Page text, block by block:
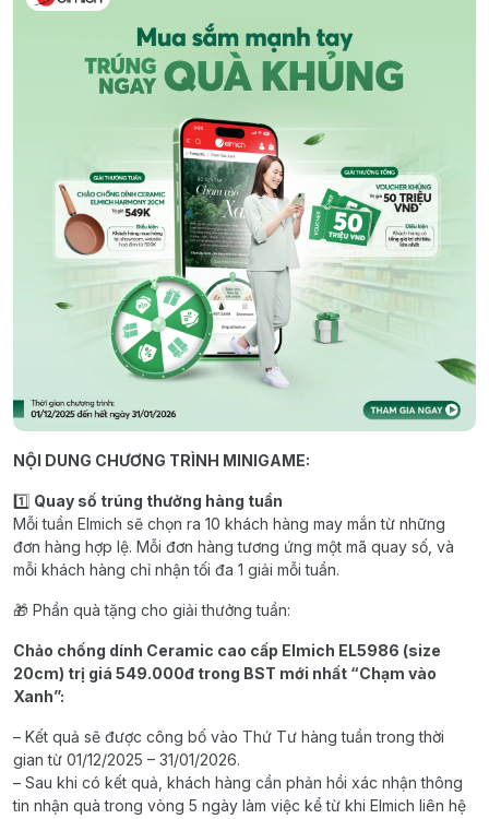
NỘI DUNG CHƯƠNG TRÌNH MINIGAME:
1️⃣ Quay số trúng thưởng hàng tuần
Mỗi tuần Elmich sẽ chọn ra 10 khách hàng may mắn từ những
đơn hàng hợp lệ. Mỗi đơn hàng tương ứng một mã quay số, và
mỗi khách hàng chỉ nhận tối đa 1 giải mỗi tuần.
🎁 Phần quà tặng cho giải thưởng tuần:
Chảo chống dính Ceramic cao cấp Elmich EL5986 (size
20cm) trị giá 549.000đ trong BST mới nhất “Chạm vào
Xanh”:
– Kết quả sẽ được công bố vào Thứ Tư hàng tuần trong thời
gian từ 01/12/2025 – 31/01/2026.
– Sau khi có kết quả, khách hàng cần phản hồi xác nhận thông
tin nhận quà trong vòng 5 ngày làm việc kể từ khi Elmich liên hệ